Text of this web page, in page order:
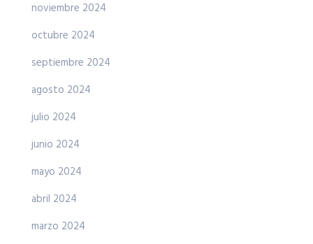
noviembre 2024
octubre 2024
septiembre 2024
agosto 2024
julio 2024
junio 2024
mayo 2024
abril 2024
marzo 2024